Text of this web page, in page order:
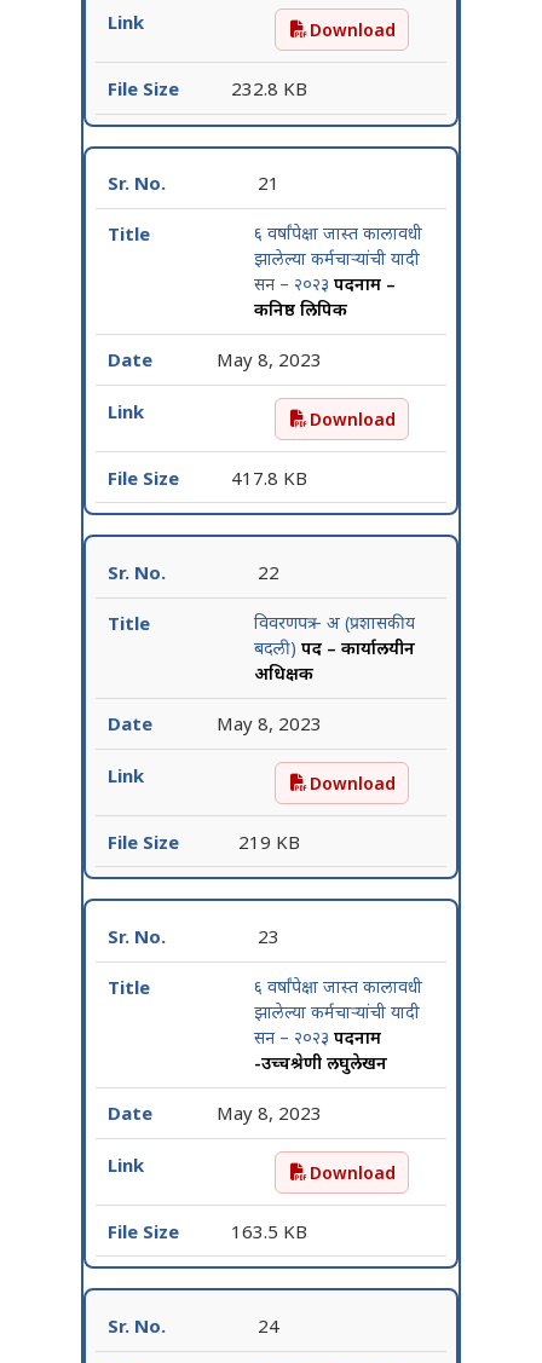
विवरणपत्र – अ (प्रशासकीय
Download
232.8 KB
21
६ वर्षांपेक्षा जास्त कालावधी
झालेल्या कर्मचाऱ्यांची यादी
सन – २०२३ पदनाम –
कनिष्ठ लिपिक
May 8, 2023
६ वर्षांपेक्षा जास्त कालावधी
Download
417.8 KB
22
विवरणपत्र – अ (प्रशासकीय
बदली) पद – कार्यालयीन
अधिक्षक
May 8, 2023
विवरणपत्र – अ (प्रशासकीय
Download
219 KB
23
६ वर्षांपेक्षा जास्त कालावधी
झालेल्या कर्मचाऱ्यांची यादी
सन – २०२३ पदनाम
-उच्चश्रेणी लघुलेखन
May 8, 2023
६ वर्षांपेक्षा जास्त कालावधी
Download
163.5 KB
24